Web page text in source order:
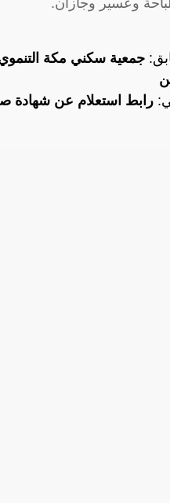
جمعية سكني مكة
رابط استعلام عن شهادة